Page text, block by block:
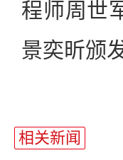
程师周世
景奕昕颁
相关新闻